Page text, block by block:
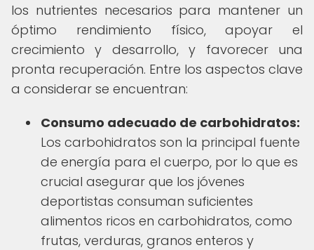
los nutrientes necesarios para mantener un
óptimo rendimiento físico, apoyar el
crecimiento y desarrollo, y favorecer una
pronta recuperación. Entre los aspectos clave
a considerar se encuentran:
Consumo adecuado de carbohidratos:
Los carbohidratos son la principal fuente
de energía para el cuerpo, por lo que es
crucial asegurar que los jóvenes
deportistas consuman suficientes
alimentos ricos en carbohidratos, como
frutas, verduras, granos enteros y